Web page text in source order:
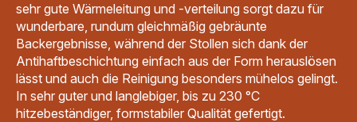
sehr gute Wärmeleitung und -verteilung sorgt dazu für
wunderbare, rundum gleichmäßig gebräunte
Backergebnisse, während der Stollen sich dank der
Antihaftbeschichtung einfach aus der Form herauslösen
lässt und auch die Reinigung besonders mühelos gelingt.
In sehr guter und langlebiger, bis zu 230 °C
hitzebeständiger, formstabiler Qualität gefertigt.